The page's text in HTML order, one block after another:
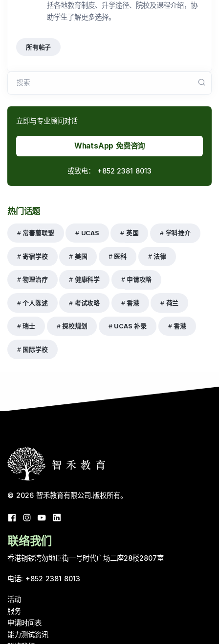
括各地教育制度、升学途径、院校及课程介绍，协
助学生了解更多选择。
所有帖子
搜索
立即与专业顾问对话
WhatsApp 免费咨询
或致电： +852 2381 8013
热门话题
常春藤联盟 UCAS 英国 学科推介
寄宿学校 美国 医科 法律
物理治疗 健康科学 申请攻略
个人陈述 考试攻略 香港 荷兰
瑞士 探校规划 UCAS 补录 香港
国际学校
© 2026 智禾教育有限公司.版权所有。
联络我们
香港铜锣湾勿地臣街一号时代广场二座28楼2807室
电话: +852 2381 8013
活动
服务
申请时间表
能力测试资讯